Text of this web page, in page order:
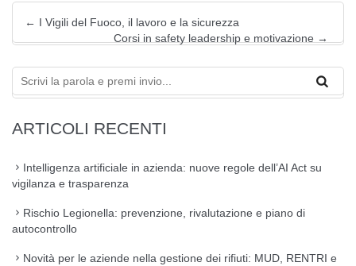
← I Vigili del Fuoco, il lavoro e la sicurezza
Corsi in safety leadership e motivazione →
ARTICOLI RECENTI
Intelligenza artificiale in azienda: nuove regole dell’AI Act su
vigilanza e trasparenza
Rischio Legionella: prevenzione, rivalutazione e piano di
autocontrollo
Novità per le aziende nella gestione dei rifiuti: MUD, RENTRI e